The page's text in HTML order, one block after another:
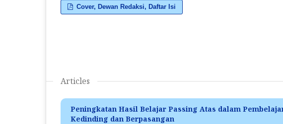
Cover, Dewan Redaksi, Daftar Isi
Articles
Peningkatan Hasil Belajar Passing Atas dalam
Kedinding dan Berpasangan